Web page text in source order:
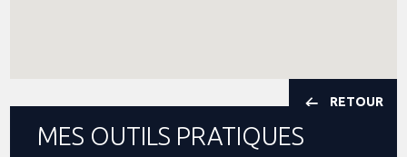
RETOUR
MES OUTILS PRATIQUES